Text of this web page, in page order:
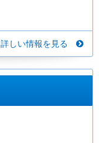
詳しい情報を見る